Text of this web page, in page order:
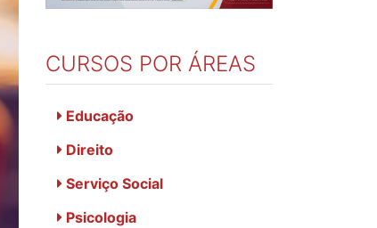
CURSOS POR ÁREAS
Educação
Direito
Serviço Social
Psicologia